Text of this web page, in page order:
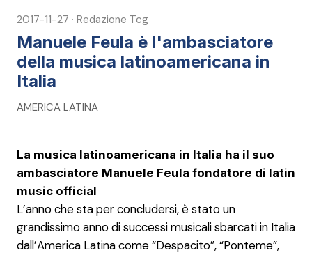
2017-11-27 · Redazione Tcg
Manuele Feula è l'ambasciatore
della musica latinoamericana in
Italia
AMERICA LATINA
La musica latinoamericana in Italia ha il suo
ambasciatore Manuele Feula fondatore di latin
music official
L’anno che sta per concludersi, è stato un
grandissimo anno di successi musicali sbarcati in Italia
dall’America Latina come “Despacito”, “Ponteme”,